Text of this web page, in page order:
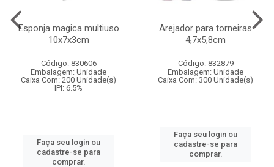
Esponja magica multiuso
10x7x3cm
Código: 830606
Embalagem: Unidade
Caixa Com: 200 Unidade(s)
IPI: 6.5%
Faça seu login ou
cadastre-se para
comprar.
Arejador para torneiras
4,7x5,8cm
Código: 832879
Embalagem: Unidade
Caixa Com: 300 Unidade(s)
Faça seu login ou
cadastre-se para
comprar.